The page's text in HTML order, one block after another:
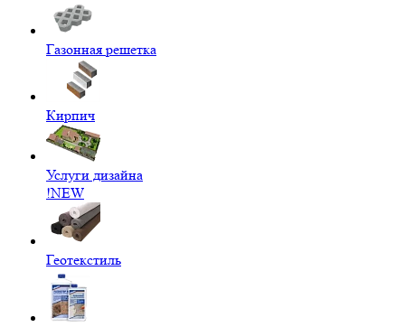
Газонная решетка
Кирпич
Услуги дизайна
!NEW
Геотекстиль